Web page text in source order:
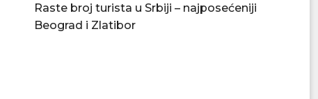
03/08/2026
Raste broj turista u Srbiji – najposećeniji
Beograd i Zlatibor